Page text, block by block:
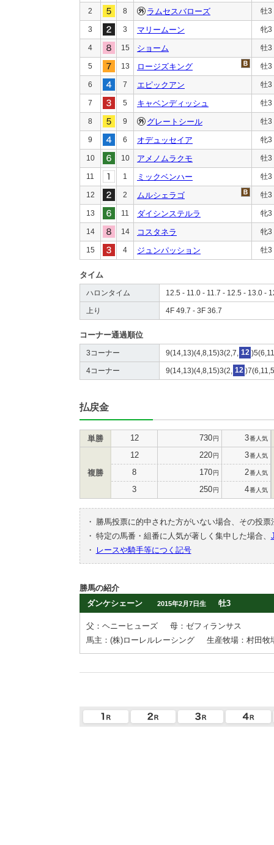
2 8 ラムセスバローズ 牡3
3 3 マリームーン 牝3
4 15 ショーム 牡3
5 13 ロージズキング 牡3
6 7 エピックアン 牡3
7 5 キャベンディッシュ 牡3
8 9 グレートシール 牡3
9 6 オデュッセイア 牝3
10 10 アメノムラクモ 牡3
11 1 ミックベンハー 牡3
12 2 ムルシェラゴ 牡3
13 11 ダイシンステルラ 牝3
14 14 コスタネラ 牝3
15 4 ジュンパッション 牡3
タイム
ハロンタイム 12.5 - 11.0 - 11.7 - 12.5 - 13.0 -
上り 4F 49.7 - 3F 36.7
コーナー通過順位
3コーナー 9(14,13)(4,8,15)3(2,7, 12
4コーナー 9(14,13)(4,8,15)3(2, 12
払戻金
単勝 12 730円 3番人気
複勝
12 220円 3番人気
8 170円 2番人気
3 250円 4番人気
・
勝馬投票に的中された方がいない場合、その投
・ 特定の馬番・組番に人気が著しく集中した場合、
・
レースや騎手等につく記号
勝馬の紹介
ダンケシェーン
2015年2月7日生 牡3
父：ヘニーヒューズ
母：ゼフィランサス
馬主：(株)ローレルレーシング
生産牧場：村田牧